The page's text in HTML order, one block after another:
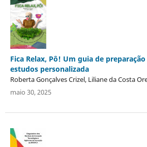
Fica Relax, Pô! Um guia de
estudos personalizada
Roberta Gonçalves Crizel, Liliane da Costa
maio 30, 2025